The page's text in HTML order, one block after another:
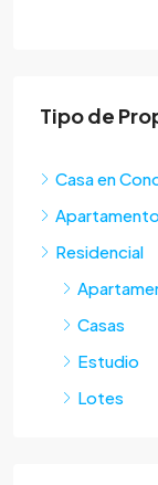
Tipo de
Casa en
Residencial
Casas
Estudio
Lotes